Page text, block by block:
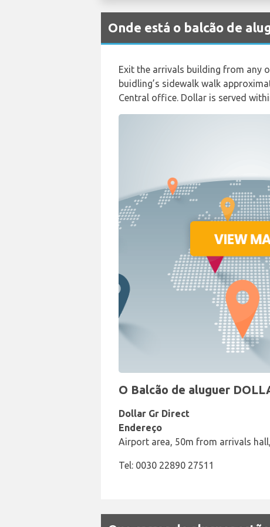
Onde está o balcão de
Exit the arrivals building from any
buidling’s sidewalk walk
Central office. Dollar is served
O Balcão de aluguer
Dollar Gr Direct
Endereço
Airport area, 50m from arrivals
Tel: 0030 22890 27511